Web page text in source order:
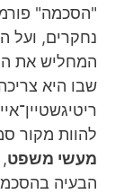
"הסכמה"
נחקרים, ועל
המחליש את
שבו היא
להוות מקור
מעשי משפט
הבעיה